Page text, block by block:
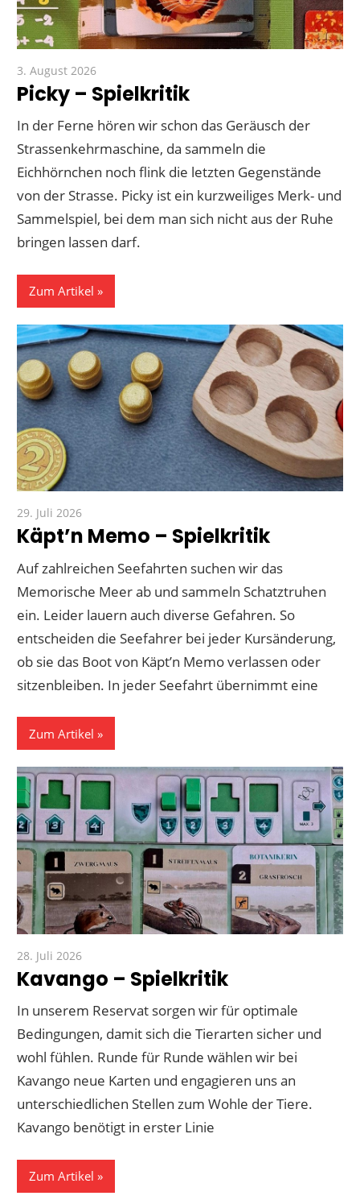
3. August 2026
Picky – Spielkritik
In der Ferne hören wir schon das Geräusch der
Strassenkehrmaschine, da sammeln die
Eichhörnchen noch flink die letzten Gegenstände
von der Strasse. Picky ist ein kurzweiliges Merk- und
Sammelspiel, bei dem man sich nicht aus der Ruhe
bringen lassen darf.
Zum Artikel
29. Juli 2026
Käpt’n Memo – Spielkritik
Auf zahlreichen Seefahrten suchen wir das
Memorische Meer ab und sammeln Schatztruhen
ein. Leider lauern auch diverse Gefahren. So
entscheiden die Seefahrer bei jeder Kursänderung,
ob sie das Boot von Käpt’n Memo verlassen oder
sitzenbleiben. In jeder Seefahrt übernimmt eine
Zum Artikel
28. Juli 2026
Kavango – Spielkritik
In unserem Reservat sorgen wir für optimale
Bedingungen, damit sich die Tierarten sicher und
wohl fühlen. Runde für Runde wählen wir bei
Kavango neue Karten und engagieren uns an
unterschiedlichen Stellen zum Wohle der Tiere.
Kavango benötigt in erster Linie
Zum Artikel